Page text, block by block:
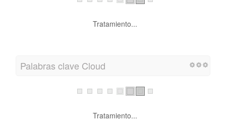
Tratamiento...
Palabras clave Cloud
Tratamiento...